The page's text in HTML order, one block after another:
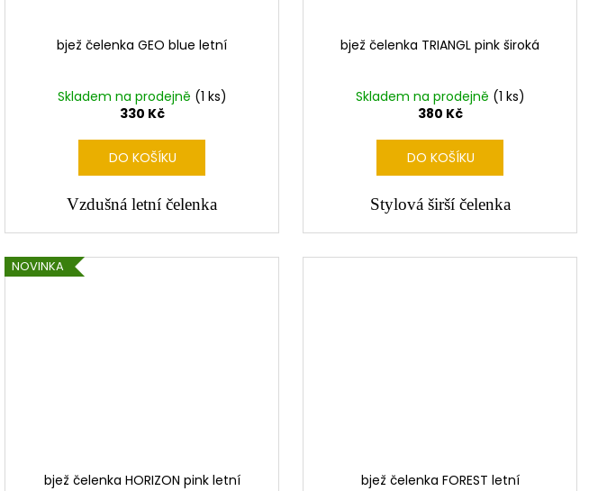
bjež čelenka GEO blue letní
Skladem na prodejně (1 ks)
330 Kč
DO KOŠÍKU
Vzdušná letní čelenka
bjež čelenka TRIANGL pink široká
Skladem na prodejně (1 ks)
380 Kč
DO KOŠÍKU
Stylová širší čelenka
NOVINKA
bjež čelenka HORIZON pink letní bjež čelenka FOREST letní